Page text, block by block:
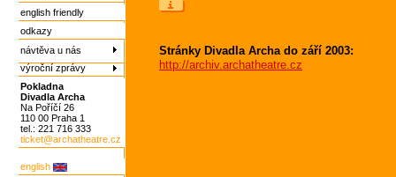
english friendly
odkazy
návtěva u nás
výroční zprávy
Pokladna
Divadla Archa
Na Poříčí 26
110 00 Praha 1
tel.: 221 716 333
ticket@archatheatre.cz
english
Stránky Divadla Archa do září 2003:
http://archiv.archatheatre.cz